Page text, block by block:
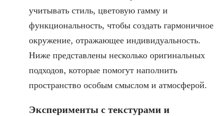
учитывать стиль, цветовую гамму и
функциональность, чтобы создать гармоничное
окружение, отражающее индивидуальность.
Ниже представлены несколько оригинальных
подходов, которые помогут наполнить
пространство особым смыслом и атмосферой.
Эксперименты с текстурами и